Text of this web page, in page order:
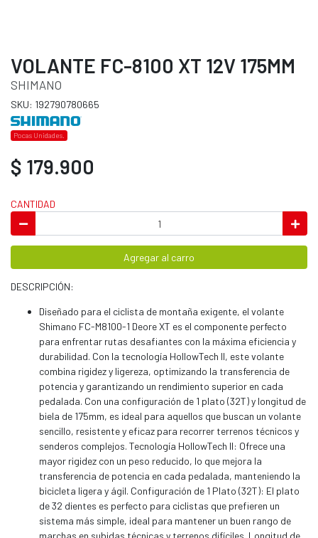
VOLANTE FC-8100 XT 12V 175MM
SHIMANO
SKU: 192790780665
Pocas Unidades.
$ 179.900
CANTIDAD
Agregar al carro
DESCRIPCIÓN:
Diseñado para el ciclista de montaña exigente, el volante
Shimano FC-M8100-1 Deore XT es el componente perfecto
para enfrentar rutas desafiantes con la máxima eficiencia y
durabilidad. Con la tecnología HollowTech II, este volante
combina rigidez y ligereza, optimizando la transferencia de
potencia y garantizando un rendimiento superior en cada
pedalada. Con una configuración de 1 plato (32T) y longitud de
biela de 175mm, es ideal para aquellos que buscan un volante
sencillo, resistente y eficaz para recorrer terrenos técnicos y
senderos complejos. Tecnología HollowTech II: Ofrece una
mayor rigidez con un peso reducido, lo que mejora la
transferencia de potencia en cada pedalada, manteniendo la
bicicleta ligera y ágil. Configuración de 1 Plato (32T): El plato
de 32 dientes es perfecto para ciclistas que prefieren un
sistema más simple, ideal para mantener un buen rango de